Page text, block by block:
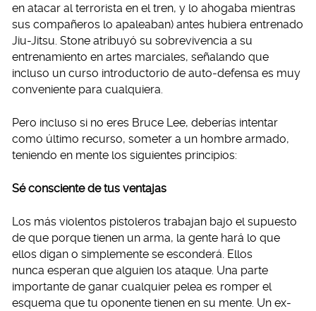
en atacar al terrorista en el tren, y lo ahogaba mientras
sus compañeros lo apaleaban) antes hubiera entrenado
Jiu-Jitsu. Stone atribuyó su sobrevivencia a su
entrenamiento en artes marciales, señalando que
incluso un curso introductorio de auto-defensa es muy
conveniente para cualquiera.
Pero incluso si no eres Bruce Lee, deberías intentar
como último recurso, someter a un hombre armado,
teniendo en mente los siguientes principios:
Sé consciente de tus ventajas
Los más violentos pistoleros trabajan bajo el supuesto
de que porque tienen un arma, la gente hará lo que
ellos digan o simplemente se esconderá. Ellos
nunca esperan que alguien los ataque. Una parte
importante de ganar cualquier pelea es romper el
esquema que tu oponente tienen en su mente. Un ex-